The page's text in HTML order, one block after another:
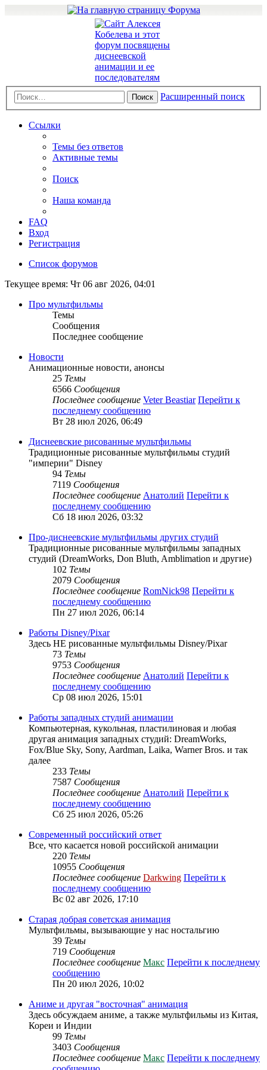
Поиск Расширенный поиск
Ссылки
Темы без ответов
Активные темы
Поиск
Наша команда
FAQ
Вход
Регистрация
Список форумов
Текущее время: Чт 06 авг 2026, 04:01
Про мультфильмы
Темы
Сообщения
Последнее сообщение
Новости
Анимационные новости, анонсы
25 Темы
6566 Сообщения
Последнее сообщение Veter Beastiar Перейти к
последнему сообщению
Вт 28 июл 2026, 06:49
Диснеевские рисованные мультфильмы
Традиционные рисованные мультфильмы студий
"империи" Disney
94 Темы
7119 Сообщения
Последнее сообщение Анатолий Перейти к
последнему сообщению
Сб 18 июл 2026, 03:32
Про-диснеевские мультфильмы других студий
Традиционные рисованные мультфильмы западных
студий (DreamWorks, Don Bluth, Amblimation и другие)
102 Темы
2079 Сообщения
Последнее сообщение RomNick98 Перейти к
последнему сообщению
Пн 27 июл 2026, 06:14
Работы Disney/Pixar
Здесь НЕ рисованные мультфильмы Disney/Pixar
73 Темы
9753 Сообщения
Последнее сообщение Анатолий Перейти к
последнему сообщению
Ср 08 июл 2026, 15:01
Работы западных студий анимации
Компьютерная, кукольная, пластилиновая и любая
другая анимация западных студий: DreamWorks,
Fox/Blue Sky, Sony, Aardman, Laika, Warner Bros. и так
далее
233 Темы
7587 Сообщения
Последнее сообщение Анатолий Перейти к
последнему сообщению
Сб 25 июл 2026, 05:26
Современный российский ответ
Все, что касается новой российской анимации
220 Темы
10955 Сообщения
Последнее сообщение Darkwing Перейти к
последнему сообщению
Вс 02 авг 2026, 17:10
Старая добрая советская анимация
Мультфильмы, вызывающие у нас ностальгию
39 Темы
719 Сообщения
Последнее сообщение Макс Перейти к последнему
сообщению
Пн 20 июл 2026, 10:02
Аниме и другая "восточная" анимация
Здесь обсуждаем аниме, а также мультфильмы из Китая,
Кореи и Индии
99 Темы
3403 Сообщения
Последнее сообщение Макс Перейти к последнему